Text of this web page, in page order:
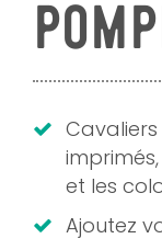
et les
Ajoutez